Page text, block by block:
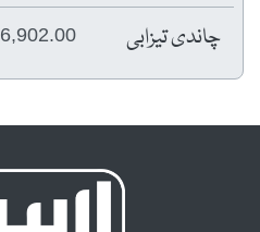
چاندی تیزابی 6,902.00